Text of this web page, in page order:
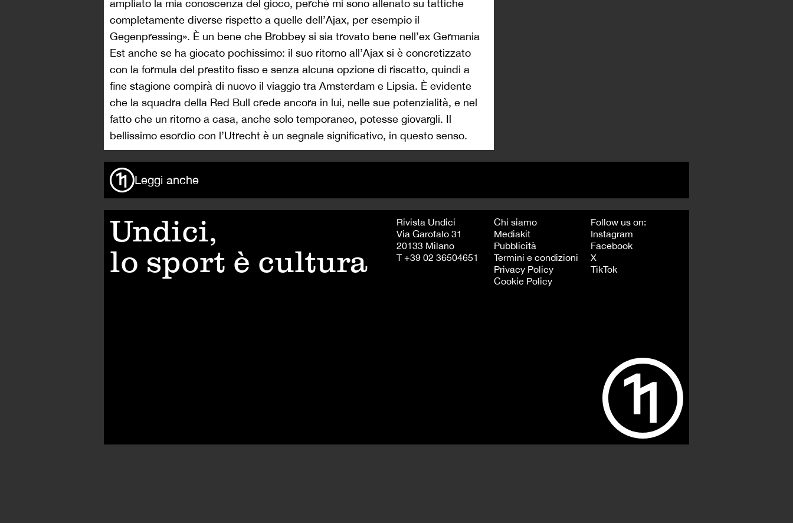
ampliato la mia conoscenza del gioco, perché mi sono allenato su tattiche
completamente diverse rispetto a quelle dell’Ajax, per esempio il
Gegenpressing». È un bene che Brobbey si sia trovato bene nell’ex Germania
Est anche se ha giocato pochissimo: il suo ritorno all’Ajax si è concretizzato
con la formula del prestito fisso e senza alcuna opzione di riscatto, quindi a
fine stagione compirà di nuovo il viaggio tra Amsterdam e Lipsia. È evidente
che la squadra della Red Bull crede ancora in lui, nelle sue potenzialità, e nel
fatto che un ritorno a casa, anche solo temporaneo, potesse giovargli. Il
bellissimo esordio con l’Utrecht è un segnale significativo, in questo senso.
Leggi anche
Undici,
lo sport è cultura
Rivista Undici
Via Garofalo 31
20133 Milano
T +39 02 36504651
Chi siamo
Mediakit
Pubblicità
Termini e condizioni
Privacy Policy
Cookie Policy
Follow us on:
Instagram
Facebook
X
TikTok